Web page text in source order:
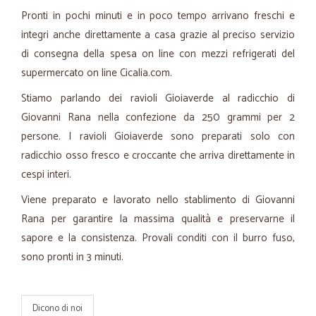
Pronti in pochi minuti e in poco tempo arrivano freschi e
integri anche direttamente a casa grazie al preciso servizio
di consegna della spesa on line con mezzi refrigerati del
supermercato on line Cicalia.com.
Stiamo parlando dei ravioli Gioiaverde al radicchio di
Giovanni Rana nella confezione da 250 grammi per 2
persone. I ravioli Gioiaverde sono preparati solo con
radicchio osso fresco e croccante che arriva direttamente in
cespi interi.
Viene preparato e lavorato nello stablimento di Giovanni
Rana per garantire la massima qualità e preservarne il
sapore e la consistenza. Provali conditi con il burro fuso,
sono pronti in 3 minuti.
Dicono di noi